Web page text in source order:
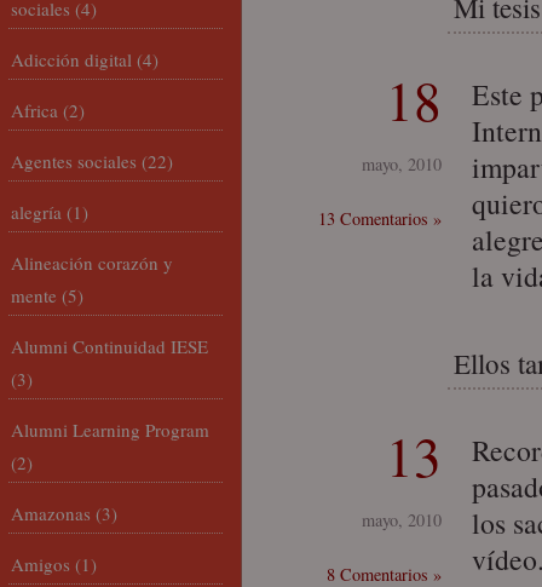
Mi
18
mayo, 2010
13 Comentarios »
Este
la
Ellos
13
mayo, 2010
8 Comentarios »
los
sociales (4)
Adicción digital (4)
Africa (2)
Agentes sociales (22)
alegría (1)
Alineación corazón y
mente (5)
Alumni Continuidad IESE
(3)
Alumni Learning Program
(2)
Amazonas (3)
Amigos (1)